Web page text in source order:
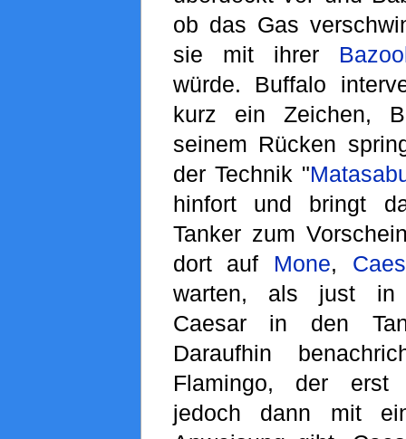
ob das Gas
sie mit ihrer
würde. Buffalo
kurz ein Zeichen,
seinem Rücken
der Technik "
hinfort und bringt
Tanker zum
dort auf Mone,
warten, als just in
Caesar in den
Daraufhin
Flamingo, der erst
jedoch dann mit